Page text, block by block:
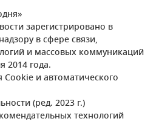
зарегистрировано в
в сфере связи,
и массовых коммуникаций
2014 года.
и автоматического
(ред. 2023 г.)
технологий